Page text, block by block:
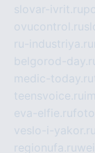
slovar-ivrit.ru
ovucontrol.ru
ru-industriya.ru
belgorod-
medic-today.ru
teensvoice.ru
eva-elfie.ru
veslo-i-yakor.ru
regionufa.ru